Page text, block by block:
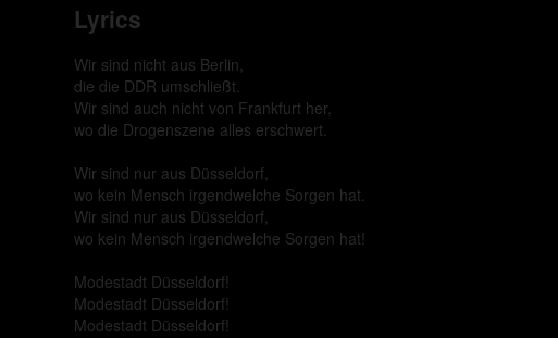
Lyrics
Wir sind nicht aus Berlin,
die die DDR umschließt.
Wir sind auch nicht von Frankfurt her,
wo die Drogenszene alles erschwert.
Wir sind nur aus Düsseldorf,
wo kein Mensch irgendwelche Sorgen hat.
Wir sind nur aus Düsseldorf,
wo kein Mensch irgendwelche Sorgen hat!
Modestadt Düsseldorf!
Modestadt Düsseldorf!
Modestadt Düsseldorf!